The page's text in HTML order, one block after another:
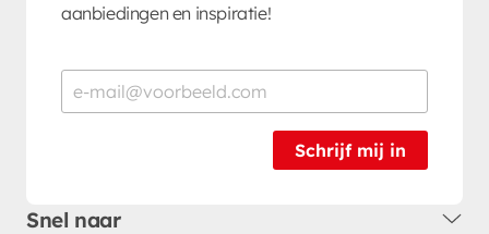
aanbiedingen en inspiratie!
Schrijf mij in
Snel naar